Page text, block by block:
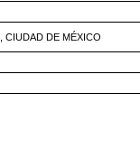
CIUDAD DE MÉXICO